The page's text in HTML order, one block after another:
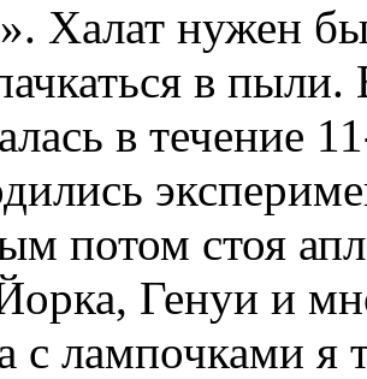
Халат нужен
в
в течение
потом стоя
Генуи и
с лампочками